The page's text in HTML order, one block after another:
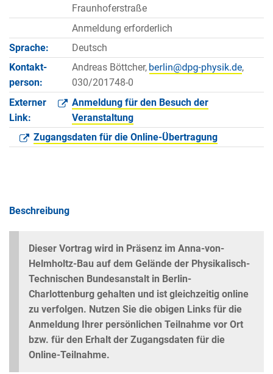
Fraunhoferstraße
Anmeldung erforderlich
Sprache:
Deutsch
Kontakt­
person:
Andreas Böttcher,
,
030/201748-0
Externer
Link:
Anmeldung für den Besuch der
Veranstaltung
Zugangsdaten für die Online-Übertragung
Beschreibung
Dieser Vortrag wird in Präsenz im Anna-von-
Helmholtz-Bau auf dem Gelände der Physikalisch-
Technischen Bundesanstalt in Berlin-
Charlottenburg gehalten und ist gleichzeitig online
zu verfolgen. Nutzen Sie die obigen Links für die
Anmeldung Ihrer persönlichen Teilnahme vor Ort
bzw. für den Erhalt der Zugangsdaten für die
Online-Teilnahme.